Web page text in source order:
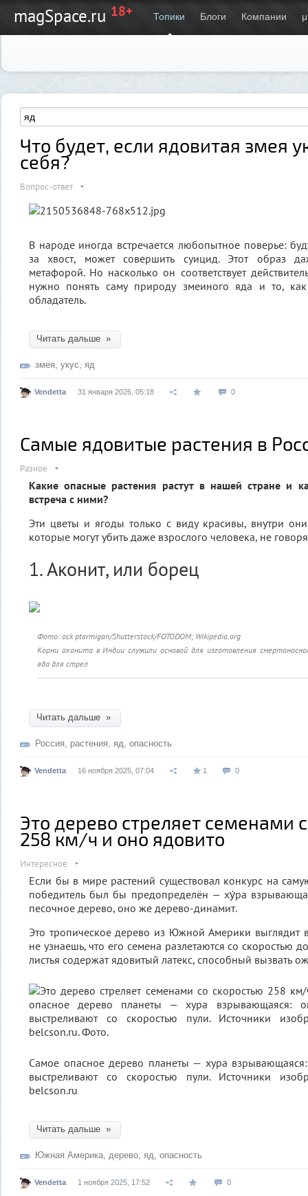
magSpace.ru 18+ Топики Блоги Компании μ
Что будет, если ядовитая змея
себя?
Вопрос-ответ
В народе иногда встречается любопытное поверье:
за хвост, может совершить суицид. Этот образ
метафорой. Но насколько он соответствует
нужно понять саму природу змеиного яда и то,
обладатель.
Читать дальше »
змея, укус, яд
Vendetta 31 января 2026, 05:18 0
Самые ядовитые растения в
Разное
Какие опасные растения растут в нашей стране и
встреча с ними?
Эти цветы и ягоды только с виду красивы, внутри
которые могут убить даже взрослого человека, не
1. Аконит, или борец
Фото: ock ptarmigan/Shutterstock/FOTODOM; Wikipedia.org
Корни аконита в Индии служили основой для изготовления
яда для стрел
Читать дальше »
Россия, растения, яд, опасность
Vendetta 16 ноября 2025, 07:04 1 0
Это дерево стреляет семенами
258 км/ч и оно ядовито
Интересное
Если бы в мире растений существовал конкурс на
победитель был бы предопределён — ху́ра
песочное дерево, оно же дерево-динамит.
Это тропическое дерево из Южной Америки выглядит
не узнаешь, что его семена разлетаются со скоростью
листья содержат ядовитый латекс, способный вызвать
Самое опасное дерево планеты — хура
выстреливают со скоростью пули. Источники
belcson.ru
Читать дальше »
Южная Америка, дерево, яд, опасность
Vendetta 1 ноября 2025, 17:52 0